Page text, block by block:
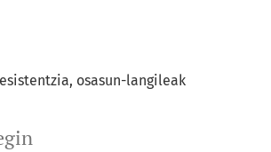
osasun-langileak